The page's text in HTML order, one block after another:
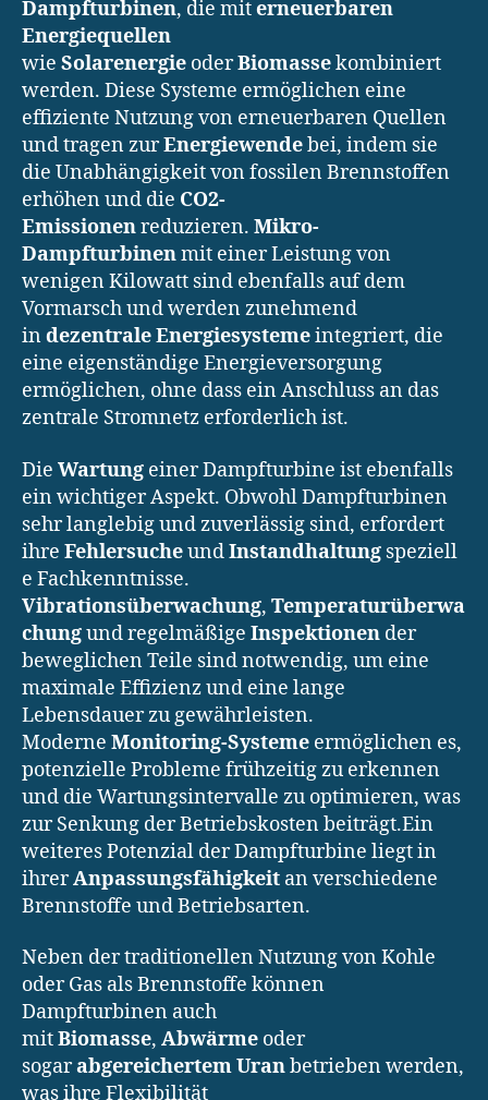
Dampfturbinen, die miterneuerbaren
Energiequellen
wie Solarenergie oderBiomassekombiniert
werden. Diese Systeme ermöglichen eine
effiziente Nutzung von erneuerbaren Quellen
und tragen zurEnergiewendebei, indem sie
die Unabhängigkeit von fossilen Brennstoffen
erhöhen und die CO2-
Emissionenreduzieren. Mikro-
Dampfturbinenmit einer Leistung von
wenigen Kilowatt sind ebenfalls auf dem
Vormarsch und werden zunehmend
indezentrale Energiesystemeintegriert, die
eine eigenständige Energieversorgung
ermöglichen, ohne dass ein Anschluss an das
zentrale Stromnetz erforderlich ist.
Die Wartung einer Dampfturbine ist ebenfalls
ein wichtiger Aspekt. Obwohl Dampfturbinen
sehr langlebig und zuverlässig sind, erfordert
ihre FehlersucheundInstandhaltung speziell
e Fachkenntnisse.
Vibrationsüberwachung, Temperaturüberwa
chungund regelmäßige Inspektionen der
beweglichen Teile sind notwendig, um eine
maximale Effizienz und eine lange
Lebensdauer zu gewährleisten.
Moderne Monitoring-Systeme ermöglichen es,
potenzielle Probleme frühzeitig zu erkennen
und die Wartungsintervalle zu optimieren, was
zur Senkung der Betriebskosten beiträgt.Ein
weiteres Potenzial der Dampfturbine liegt in
ihrerAnpassungsfähigkeit an verschiedene
Brennstoffe und Betriebsarten.
Neben der traditionellen Nutzung von Kohle
oder Gas als Brennstoffe können
Dampfturbinen auch
mitBiomasse, Abwärme oder
sogarabgereichertem Uranbetrieben werden,
was ihre Flexibilität